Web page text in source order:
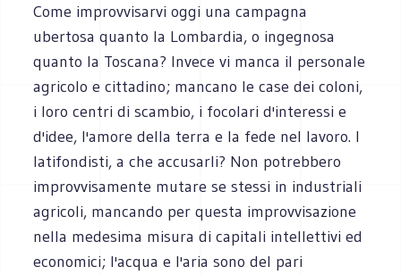
Come improvvisarvi oggi una campagna
ubertosa quanto la Lombardia, o ingegnosa
quanto la Toscana? Invece vi manca il personale
agricolo e cittadino; mancano le case dei coloni,
i loro centri di scambio, i focolari d'interessi e
d'idee, l'amore della terra e la fede nel lavoro. I
latifondisti, a che accusarli? Non potrebbero
improvvisamente mutare se stessi in industriali
agricoli, mancando per questa improvvisazione
nella medesima misura di capitali intellettivi ed
economici; l'acqua e l'aria sono del pari